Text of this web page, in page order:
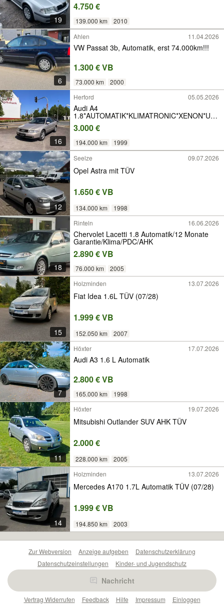
19
4.750 €
139.000 km 2010
6
Ahlen 11.04.2026
VW Passat 3b, Automatik, erst 74.000km!!!
1.300 € VB
73.000 km 2000
16
Herford 05.05.2026
Audi A4
1.8*AUTOMATIK*KLIMATRONIC*XENON*US
W....
3.000 €
194.000 km 1999
12
Seelze 09.07.2026
Opel Astra mit TÜV
1.650 € VB
134.000 km 1998
18
Rinteln 16.06.2026
Chervolet Lacetti 1.8 Automatik/12 Monate
Garantie/Klima/PDC/AHK
2.890 € VB
76.000 km 2005
15
Holzminden 13.07.2026
Fiat Idea 1.6L TÜV (07/28)
1.999 € VB
152.050 km 2007
7
Höxter 17.07.2026
Audi A3 1.6 L Automatik
2.800 € VB
165.000 km 1998
11
Höxter 19.07.2026
Mitsubishi Outlander SUV AHK TÜV
2.000 €
228.000 km 2005
14
Holzminden 13.07.2026
Mercedes A170 1.7L Automatik TÜV (07/28)
1.999 € VB
194.850 km 2003
Nachricht
Zur Webversion Anzeige aufgeben
Datenschutzerklärung
Datenschutzeinstellungen
Kinder- und Jugendschutz
Barrierefreiheitserklärung
Vertrag Widerrufen
Feedback Hilfe Impressum Einloggen